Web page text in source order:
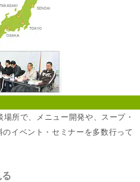
所で、メニュー開発や、スープ・
イベント・セミナーを多数行って